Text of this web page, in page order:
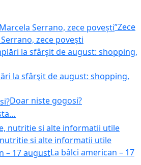
”Zece
zece povești
la sfârşit de august: shopping,
Doar niste gogosi?
si alte informatii utile
La bâlci american – 17